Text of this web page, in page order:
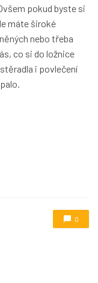
pokud byste si
máte široké
nebo třeba
co si do ložnice
i povlečení
0